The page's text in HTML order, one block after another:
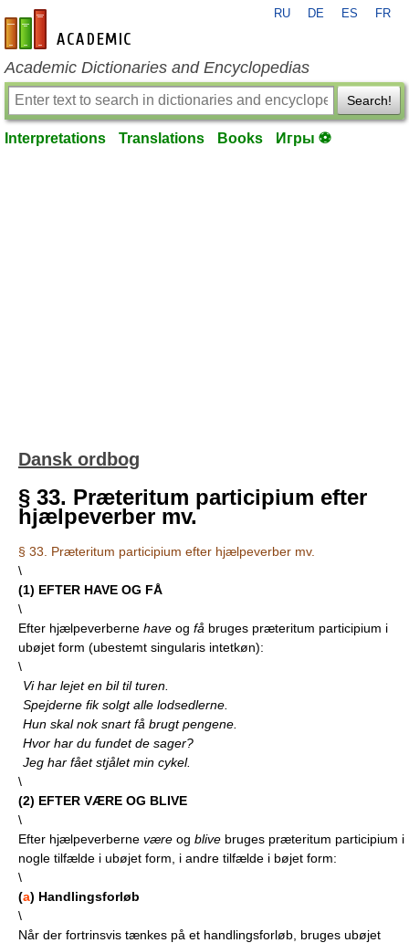
en-academic.com
RU DE ES FR
Academic Dictionaries and Encyclopedias
Search!
Interpretations Translations Books Игры ⚽
Dansk ordbog
§ 33. Præteritum participium efter
hjælpeverber mv.
§ 33. Præteritum participium efter hjælpeverber mv.
\
(1) EFTER HAVE OG FÅ
\
Efter hjælpeverberne have og få bruges præteritum participium i
ubøjet form (ubestemt singularis intetkøn):
\
Vi har lejet en bil til turen.
Spejderne fik solgt alle lodsedlerne.
Hun skal nok snart få brugt pengene.
Hvor har du fundet de sager?
Jeg har fået stjålet min cykel.
\
(2) EFTER VÆRE OG BLIVE
\
Efter hjælpeverberne være og blive bruges præteritum participium i
nogle tilfælde i ubøjet form, i andre tilfælde i bøjet form:
\
(a) Handlingsforløb
\
Når der fortrinsvis tænkes på et handlingsforløb, bruges ubøjet